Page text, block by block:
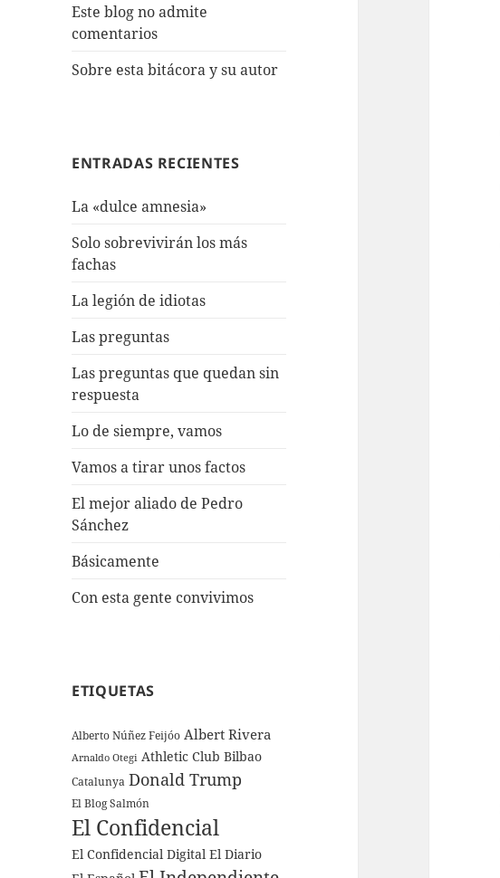
Este blog no admite
comentarios
Sobre esta bitácora y su autor
ENTRADAS RECIENTES
La «dulce amnesia»
Solo sobrevivirán los más
fachas
La legión de idiotas
Las preguntas
Las preguntas que quedan sin
respuesta
Lo de siempre, vamos
Vamos a tirar unos factos
El mejor aliado de Pedro
Sánchez
Básicamente
Con esta gente convivimos
ETIQUETAS
Alberto Núñez Feijóo Albert Rivera
Arnaldo Otegi Athletic Club Bilbao
Catalunya Donald Trump
El Blog Salmón
El Confidencial
El Confidencial Digital El Diario